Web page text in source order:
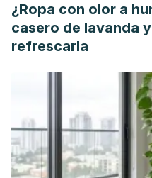
¿Ropa con olor a
casero de lavanda
refrescarla